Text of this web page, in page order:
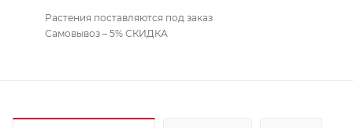
Растения поставляются под заказ
Самовывоз – 5% СКИДКА